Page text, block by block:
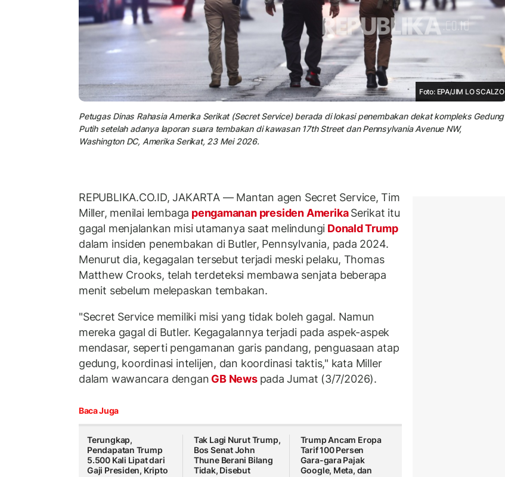
Foto: EPA/JIM LO SCALZO
Petugas Dinas Rahasia Amerika Serikat (Secret Service) berada di lokasi penembakan dekat kompleks Gedung
Putih setelah adanya laporan suara tembakan di kawasan 17th Street dan Pennsylvania Avenue NW,
Washington DC, Amerika Serikat, 23 Mei 2026.
REPUBLIKA.CO.ID, JAKARTA — Mantan agen Secret Service, Tim
Miller, menilai lembaga pengamanan presiden AmerikaSerikat itu
gagal menjalankan misi utamanya saat melindungi Donald Trump
dalam insiden penembakan di Butler, Pennsylvania, pada 2024.
Menurut dia, kegagalan tersebut terjadi meski pelaku, Thomas
Matthew Crooks, telah terdeteksi membawa senjata beberapa
menit sebelum melepaskan tembakan.
"Secret Service memiliki misi yang tidak boleh gagal. Namun
mereka gagal di Butler. Kegagalannya terjadi pada aspek-aspek
mendasar, seperti pengamanan garis pandang, penguasaan atap
gedung, koordinasi intelijen, dan koordinasi taktis," kata Miller
dalam wawancara dengan GB News pada Jumat (3/7/2026).
Baca Juga
Terungkap,
Pendapatan Trump
5.500 Kali Lipat dari
Gaji Presiden, Kripto
Tak Lagi Nurut Trump,
Bos Senat John
Thune Berani Bilang
Tidak, Disebut
Trump Ancam Eropa
Tarif 100 Persen
Gara-gara Pajak
Google, Meta, dan